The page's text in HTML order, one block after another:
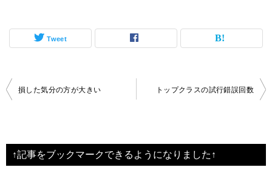
Tweet
投
ビ
ゲ
損した気分の方が大きい トップクラスの試行錯誤回数
↑記事をブックマークできるようになりました↑